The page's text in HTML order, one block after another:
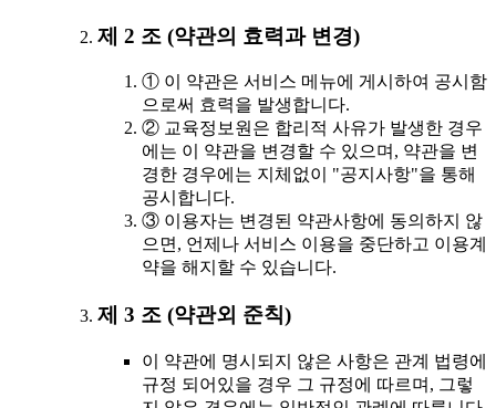
제 2 조 (약관의 효력과 변경)
① 이 약관은 서비스 메뉴에 게시하여 공시함
으로써 효력을 발생합니다.
② 교육정보원은 합리적 사유가 발생한 경우
에는 이 약관을 변경할 수 있으며, 약관을 변
경한 경우에는 지체없이 "공지사항"을 통해
공시합니다.
③ 이용자는 변경된 약관사항에 동의하지 않
으면, 언제나 서비스 이용을 중단하고 이용계
약을 해지할 수 있습니다.
제 3 조 (약관외 준칙)
이 약관에 명시되지 않은 사항은 관계 법령에
규정 되어있을 경우 그 규정에 따르며, 그렇